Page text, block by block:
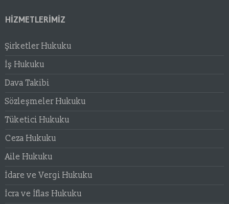
HIZMETLERIMIZ
Şirketler Hukuku
İş Hukuku
Dava Takibi
Sözleşmeler Hukuku
Tüketici Hukuku
Ceza Hukuku
Aile Hukuku
İdare ve Vergi Hukuku
İcra ve İflas Hukuku